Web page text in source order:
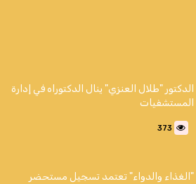
الدكتور "طلال العنزي" ينال الدكتوراه في إدارة
المستشفيات
373
"الغذاء والدواء" تعتمد تسجيل مستحضر